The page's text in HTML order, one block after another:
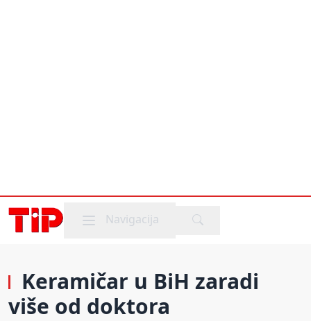
Mobile menu
Navigacija
Keramičar u BiH zaradi
više od doktora